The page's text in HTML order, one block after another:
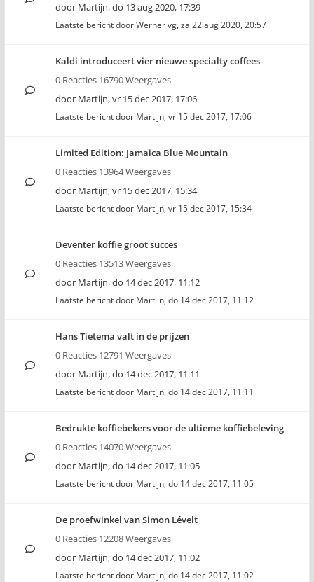
door Martijn,do 13 aug 2020, 17:39
Laatste bericht doorWerner vg, za 22 aug 2020, 20:57
Kaldi introduceert vier nieuwe specialty coffees
0 Reacties 16790 Weergaves
door Martijn,vr 15 dec 2017, 17:06
Laatste bericht door Martijn, vr 15 dec 2017, 17:06
Limited Edition: Jamaica Blue Mountain
0 Reacties 13964 Weergaves
door Martijn,vr 15 dec 2017, 15:34
Laatste bericht door Martijn, vr 15 dec 2017, 15:34
Deventer koffie groot succes
0 Reacties 13513 Weergaves
door Martijn,do 14 dec 2017, 11:12
Laatste bericht door Martijn, do 14 dec 2017, 11:12
Hans Tietema valt in de prijzen
0 Reacties 12791 Weergaves
door Martijn,do 14 dec 2017, 11:11
Laatste bericht door Martijn, do 14 dec 2017, 11:11
Bedrukte koffiebekers voor de ultieme koffiebeleving
0 Reacties 14070 Weergaves
door Martijn,do 14 dec 2017, 11:05
Laatste bericht door Martijn, do 14 dec 2017, 11:05
De proefwinkel van Simon Lévelt
0 Reacties 12208 Weergaves
door Martijn,do 14 dec 2017, 11:02
Laatste bericht door Martijn, do 14 dec 2017, 11:02